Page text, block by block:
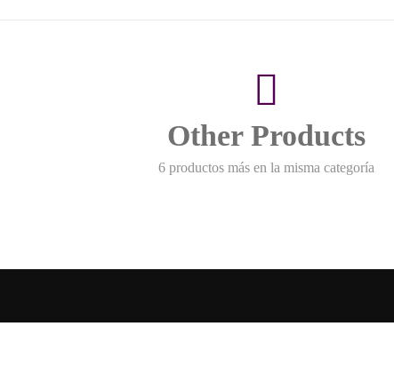
Other Products
6 productos más en la misma categoría